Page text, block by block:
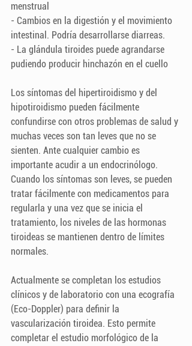
menstrual
- Cambios en la digestión y el movimiento
intestinal. Podría desarrollarse diarreas.
- La glándula tiroides puede agrandarse
pudiendo producir hinchazón en el cuello
Los síntomas del hipertiroidismo y del
hipotiroidismo pueden fácilmente
confundirse con otros problemas de salud y
muchas veces son tan leves que no se
sienten. Ante cualquier cambio es
importante acudir a un endocrinólogo.
Cuando los síntomas son leves, se pueden
tratar fácilmente con medicamentos para
regularla y una vez que se inicia el
tratamiento, los niveles de las hormonas
tiroideas se mantienen dentro de límites
normales.
Actualmente se completan los estudios
clínicos y de laboratorio con una ecografía
(Eco-Doppler) para definir la
vascularización tiroidea. Esto permite
completar el estudio morfológico de la